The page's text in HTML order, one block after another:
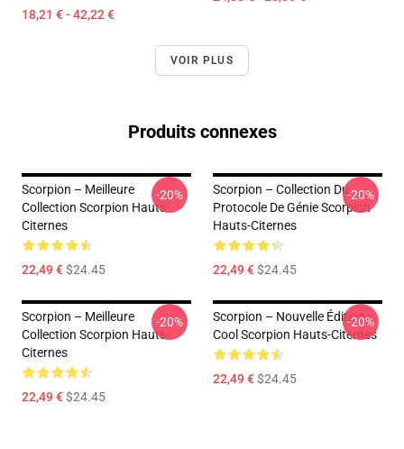
18,21 € - 42,22 €
VOIR PLUS
Produits connexes
Scorpion – Meilleure
Collection Scorpion Hauts-
Citernes
22,49 €$24.45
-20%
Scorpion – Collection Du
Protocole De Génie Scorpion
Hauts-Citernes
22,49 €$24.45
-20%
Scorpion – Meilleure
Collection Scorpion Hauts-
Citernes
22,49 €$24.45
-20%
Scorpion – Nouvelle Édition
Cool Scorpion Hauts-Citernes
22,49 €$24.45
-20%